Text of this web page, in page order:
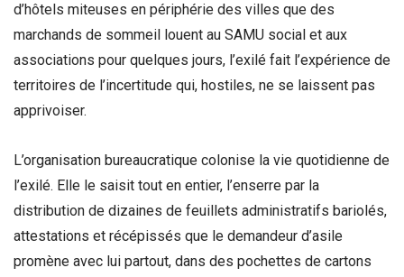
d’hôtels miteuses en périphérie des villes que des
marchands de sommeil louent au SAMU social et aux
associations pour quelques jours, l’exilé fait l’expérience de
territoires de l’incertitude qui, hostiles, ne se laissent pas
apprivoiser.
L’organisation bureaucratique colonise la vie quotidienne de
l’exilé. Elle le saisit tout en entier, l’enserre par la
distribution de dizaines de feuillets administratifs bariolés,
attestations et récépissés que le demandeur d’asile
promène avec lui partout, dans des pochettes de cartons